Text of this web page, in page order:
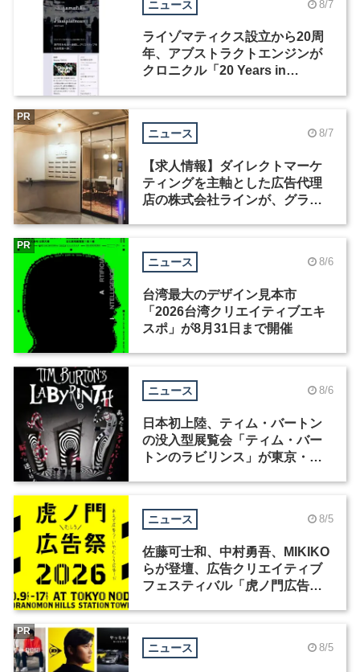
ニュース 8/7
ライゾマティクス設立から20周
年、アブストラクトエンジンが
クロニクル「20 Years in
ニュース 8/7
【求人情報】ダイレクトマーケ
ティングを主軸とした広告代理
店の株式会社ラインが、グラフ
PR
ニュース 8/6
台湾最大のデザイン見本市
「2026台湾クリエイティブエキ
スポ」が8月31日まで開催
PR
ニュース 8/6
日本初上陸、ティム・バートン
の没入型展覧会「ティム・バー
トンのラビリンス」が東京・豊
ニュース 8/5
佐藤可士和、中村勇吾、MIKIKO
らが登壇、広告クリエイティブ
フェスティバル「虎ノ門広告
ニュース 8/5
PR